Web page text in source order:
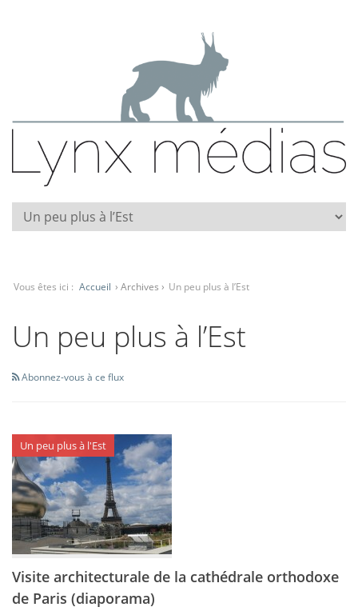
Vous êtes ici : Accueil › Archives › Un peu plus à l’Est
Un peu plus à l’Est
Abonnez-vous à ce flux
Un peu plus à l'Est
Visite architecturale de la cathédrale orthodoxe
de Paris (diaporama)